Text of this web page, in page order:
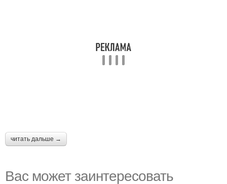
читать дальше →
Вас может заинтересовать